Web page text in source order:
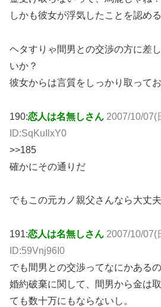
しかも彼女が浮気したことを認め
ヘタすりゃ間男との交渉の方に差
いか？
彼女からは言質をしっかり取って
190:恋人は名無しさん 2007/10/07(
ID:SqKuIlxY0
>>185
確かにその通りだ
でもこの元カノ親父さんなら大丈
191:恋人は名無しさん 2007/10/07(
ID:59Vnj96I0
でも間男との交渉ってなにかある
婚約破棄に関して、間男から金は
ても数十万にもならないし。